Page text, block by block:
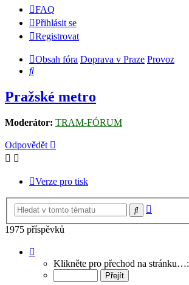
FAQ
Přihlásit se
Registrovat
Obsah fóra Doprava v Praze Provoz
Hledat
Pražské metro
Moderátor: TRAM-FÓRUM
Odpovědět
Verze pro tisk
Hledat
1975 příspěvků
128
Klikněte pro přechod na stránku…: